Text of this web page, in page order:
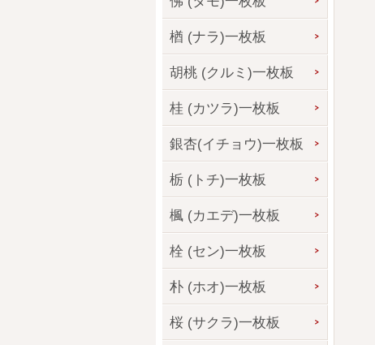
楢 (ナラ)一枚板
胡桃 (クルミ)一枚板
桂 (カツラ)一枚板
銀杏(イチョウ)一枚板
栃 (トチ)一枚板
楓 (カエデ)一枚板
栓 (セン)一枚板
朴 (ホオ)一枚板
桜 (サクラ)一枚板